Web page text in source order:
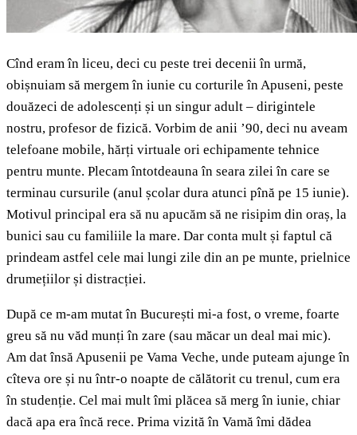
Cînd eram în liceu, deci cu peste trei decenii în urmă,
obișnuiam să mergem în iunie cu corturile în Apuseni, peste
douăzeci de adolescenți și un singur adult – dirigintele
nostru, profesor de fizică. Vorbim de anii ’90, deci nu aveam
telefoane mobile, hărți virtuale ori echipamente tehnice
pentru munte. Plecam întotdeauna în seara zilei în care se
terminau cursurile (anul școlar dura atunci pînă pe 15 iunie).
Motivul principal era să nu apucăm să ne risipim din oraș, la
bunici sau cu familiile la mare. Dar conta mult și faptul că
prindeam astfel cele mai lungi zile din an pe munte, prielnice
drumețiilor și distracției.
După ce m-am mutat în București mi-a fost, o vreme, foarte
greu să nu văd munți în zare (sau măcar un deal mai mic).
Am dat însă Apusenii pe Vama Veche, unde puteam ajunge în
cîteva ore și nu într-o noapte de călătorit cu trenul, cum era
în studenție. Cel mai mult îmi plăcea să merg în iunie, chiar
dacă apa era încă rece. Prima vizită în Vamă îmi dădea